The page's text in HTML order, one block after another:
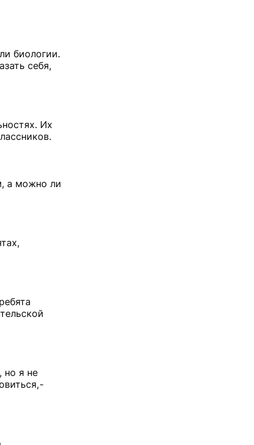
биологии.
себя,
Их
а можно ли
но я не
-